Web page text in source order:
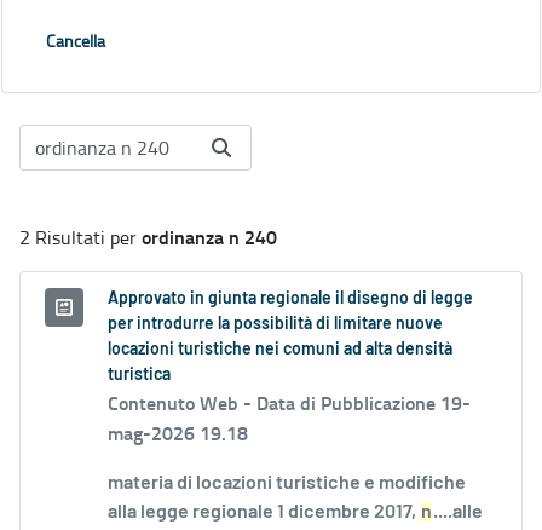
Cancella
2 Risultati perordinanza n 240
Approvato in giunta regionale il disegno di legge
per introdurre la possibilità di limitare nuove
locazioni turistiche nei comuni ad alta densità
turistica
Contenuto Web - Data di Pubblicazione 19-
mag-2026 19.18
materia di locazioni turistiche e modifiche
alla legge regionale 1 dicembre 2017, n....alle